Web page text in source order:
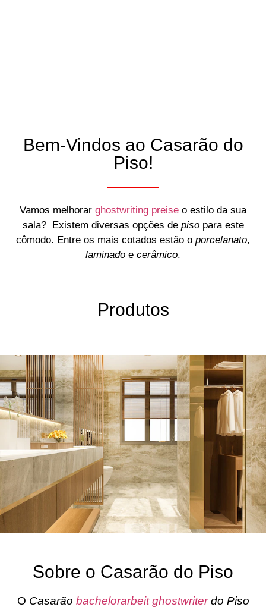
Bem-Vindos ao Casarão do
Piso!
Vamos melhorar ghostwriting preise o estilo da sua
sala? Existem diversas opções de pisopara este
cômodo. Entre os mais cotados estão o porcelanato,
laminado e cerâmico.
Produtos
Sobre o Casarão do Piso
O Casarão bachelorarbeit ghostwriterdo Piso